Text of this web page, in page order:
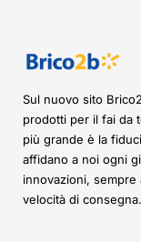
Sul nuovo sito
prodotti per il fai da
più grande è la
affidano a noi ogni
innovazioni,
velocità di consegna.